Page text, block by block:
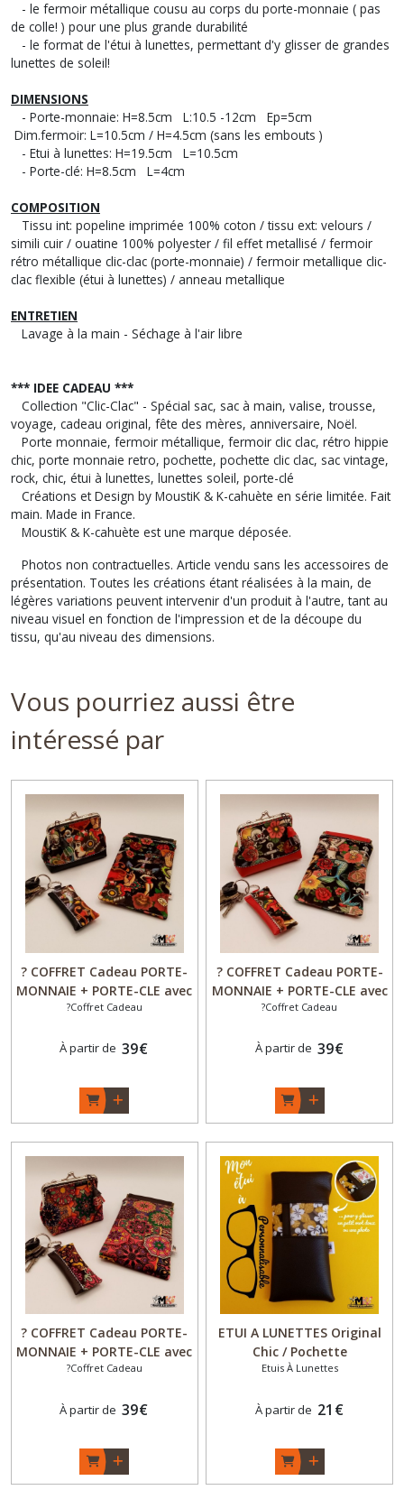
- le fermoir métallique cousu au corps du porte-monnaie ( pas
de colle! ) pour une plus grande durabilité
- le format de l'étui à lunettes, permettant d'y glisser de grandes
lunettes de soleil!
DIMENSIONS
- Porte-monnaie: H=8.5cm L:10.5 -12cm Ep=5cm
Dim.fermoir: L=10.5cm / H=4.5cm (sans les embouts )
- Etui à lunettes: H=19.5cm L=10.5cm
- Porte-clé: H=8.5cm L=4cm
COMPOSITION
Tissu int: popeline imprimée 100% coton / tissu ext: velours /
simili cuir / ouatine 100% polyester / fil effet metallisé / fermoir
rétro métallique clic-clac (porte-monnaie) / fermoir metallique clic-
clac flexible (étui à lunettes) / anneau metallique
ENTRETIEN
Lavage à la main - Séchage à l'air libre
*** IDEE CADEAU ***
Collection "Clic-Clac" - Spécial sac, sac à main, valise, trousse,
voyage, cadeau original, fête des mères, anniversaire, Noël.
Porte monnaie, fermoir métallique, fermoir clic clac, rétro hippie
chic, porte monnaie retro, pochette, pochette clic clac, sac vintage,
rock, chic, étui à lunettes, lunettes soleil, porte-clé
Créations et Design by MoustiK & K-cahuète en série limitée. Fait
main. Made in France.
MoustiK & K-cahuète est une marque déposée.
Photos non contractuelles. Article vendu sans les accessoires de
présentation. Toutes les créations étant réalisées à la main, de
légères variations peuvent intervenir d'un produit à l'autre, tant au
niveau visuel en fonction de l'impression et de la découpe du
tissu, qu'au niveau des dimensions.
Vous pourriez aussi être
intéressé par
? COFFRET Cadeau PORTE-
MONNAIE + PORTE-CLE avec
ou sans ETUI LUNETTES
"Tatoo" Noir - Fait Main -
?Coffret Cadeau
À partir de 39€
? COFFRET Cadeau PORTE-
MONNAIE + PORTE-CLE avec
ou sans ETUI LUNETTES
"Tatoo" Rouge - Fait Main -
?Coffret Cadeau
À partir de 39€
? COFFRET Cadeau PORTE-
MONNAIE + PORTE-CLE avec
ou sans ETUI LUNETTES
"Vintage" - Fait Main -
?Coffret Cadeau
À partir de 39€
ETUI A LUNETTES Original
Chic / Pochette
molletonnée souple
femme - cuir synthétique -
Fait main
Etuis À Lunettes
À partir de 21 €